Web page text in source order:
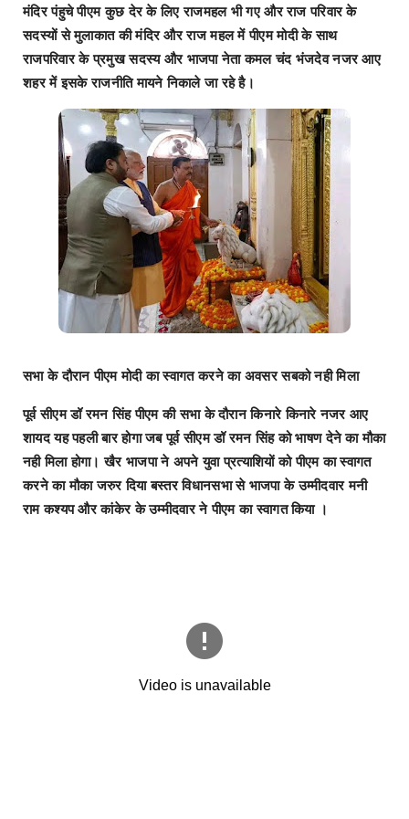
मंदिर पंहुचे पीएम कुछ देर के लिए राजमहल भी गए और राज परिवार के
सदस्यों से मुलाकात की मंदिर और राज महल में पीएम मोदी के साथ
राजपरिवार के प्रमुख सदस्य और भाजपा नेता कमल चंद भंजदेव नजर आए
शहर में इसके राजनीति मायने निकाले जा रहे है।
सभा के दौरान पीएम मोदी का स्वागत करने का अवसर सबको नही मिला
पूर्व सीएम डॉ रमन सिंह पीएम की सभा के दौरान किनारे किनारे नजर आए
शायद यह पहली बार होगा जब पूर्व सीएम डॉ रमन सिंह को भाषण देने का मौका
नही मिला होगा। खैर भाजपा ने अपने युवा प्रत्याशियों को पीएम का स्वागत
करने का मौका जरुर दिया बस्तर विधानसभा से भाजपा के उम्मीदवार मनी
राम कश्यप और कांकेर के उम्मीदवार ने पीएम का स्वागत किया ।